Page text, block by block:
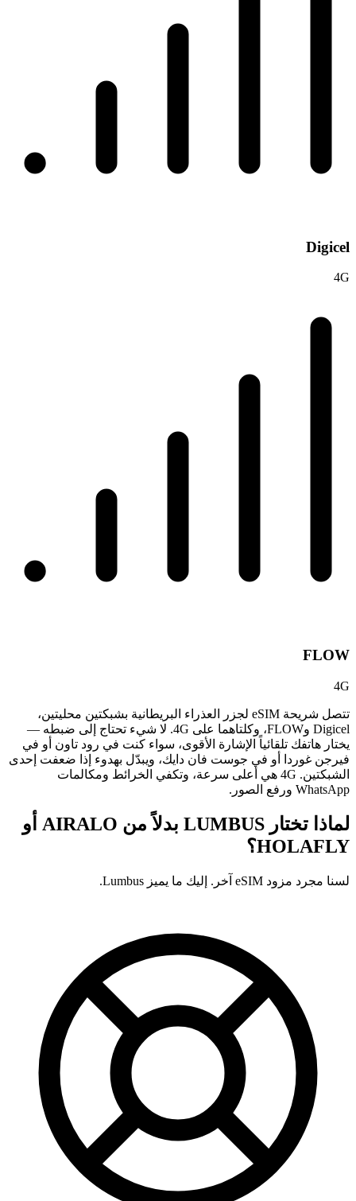
Digicel
4G
FLOW
4G
تتصل شريحة eSIM لجزر العذراء البريطانية بشبكتين محليتين،
Digicel وFLOW، وكلتاهما على 4G. لا شيء تحتاج إلى ضبطه —
يختار هاتفك تلقائياً الإشارة الأقوى، سواء كنت في رود تاون أو في
فيرجن غوردا أو في جوست فان دايك، ويبدّل بهدوء إذا ضعفت إحدى
الشبكتين. 4G هي أعلى سرعة، وتكفي الخرائط ومكالمات
WhatsApp ورفع الصور.
لماذا تختار LUMBUS بدلاً من
AIRALO أو
HOLAFLY؟
لسنا مجرد مزود eSIM آخر. إليك ما يميز Lumbus.